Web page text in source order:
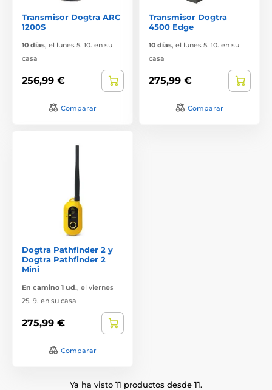
Transmisor Dogtra ARC
1200S
10 días, el lunes 5. 10. en su
casa
256,99 €
Comparar
Transmisor Dogtra
4500 Edge
10 días, el lunes 5. 10. en su
casa
275,99 €
Comparar
Dogtra Pathfinder 2 y
Dogtra Pathfinder 2
Mini
En camino 1 ud., el viernes
25. 9. en su casa
275,99 €
Comparar
Ya ha visto 11 productos desde 11.